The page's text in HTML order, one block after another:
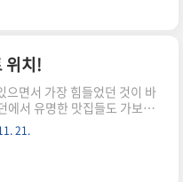
사회적, 도덕적 측면에서 양
적 정보에 대한 관심이 커지
서는 혼외자 양육비의 정의,
, 지급 불이행 시 대처 방안 등
양육비의 정의 및 법적 근거혼
혼외에서 태어난 자녀를 위
제적 지원을 의미합니다. 우리
..
위치!
으면서 가장 힘들었던 것이 바
에서 유명한 맛집들도 가보긴
식파라 런던 한인마트를 참
던 물가가 워낙 비싸다보니 한
봐 걱정을 했는데 생각보다
요. 런던 한인마트 물가 참고
21.